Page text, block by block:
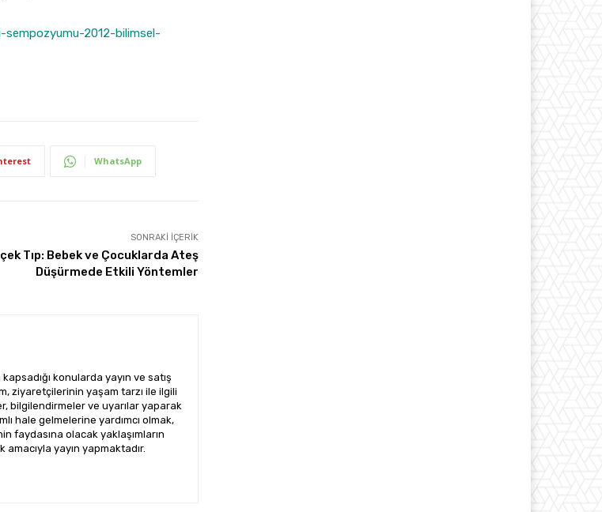
2012-bilimsel-
WhatsApp
SONRAKI İÇERIK
Tıp: Bebek ve Çocuklarda Ateş
Düşürmede Etkili Yöntemler
konularda yayın ve satış
ziyaretçilerinin yaşam tarzı ile ilgili
bilgilendirmeler ve uyarılar yaparak
hale gelmelerine yardımcı olmak,
faydasına olacak yaklaşımların
yayın yapmaktadır.